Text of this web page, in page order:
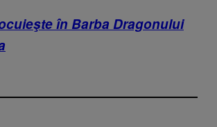
în Barba Dragonului